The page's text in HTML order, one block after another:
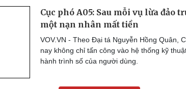
Cục phó A05: Sau mỗi vụ lừa đảo
một nạn nhân mất tiền
VOV.VN - Theo Đại tá Nguyễn Hồng Quân,
nay không chỉ tấn công vào hệ thống kỹ
hành trình số của người dùng.